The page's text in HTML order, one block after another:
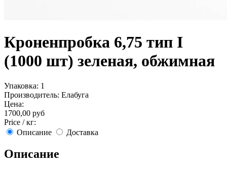
Кроненпробка 6,75 тип I
(1000 шт) зеленая, обжимная
Упаковка: 1
Производитель: Елабуга
Цена:
1700,00 руб
Price / кг:
Описание
Доставка
Описание